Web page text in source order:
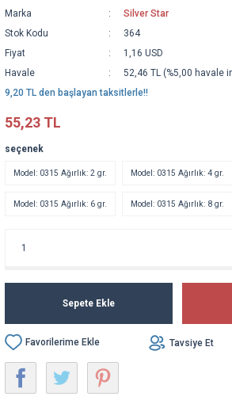
Marka
Silver Star
Stok Kodu
364
Fiyat
1,16 USD
Havale
52,46 TL (%5,00 havale
9,20 TL den başlayan taksitlerle!!
55,23 TL
seçenek
Model: 0315 Ağırlık: 2 gr. Model: 0315 Ağırlık: 4 gr.
Model: 0315 Ağırlık: 6 gr. Model: 0315 Ağırlık: 8 gr.
Sepete Ekle
Tavsiye Et